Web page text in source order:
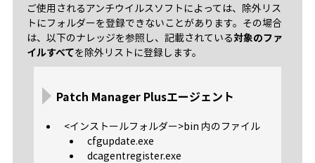
ご使用されるアンチウイルスソフトによっては、除外リス
トにフォルダーを登録できないことがあります。その場合
は、以下のナレッジを参照し、記載されている対象のファ
イルすべてを除外リストに登録します。
Patch Manager Plusエージェント
<インストールフォルダー>bin 内のファイル
cfgupdate.exe
dcagentregister.exe